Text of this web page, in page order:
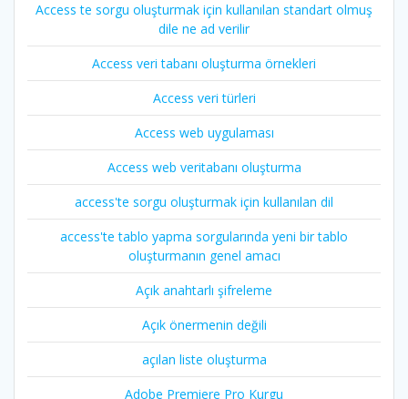
Access te sorgu oluşturmak için kullanılan standart olmuş
dile ne ad verilir
Access veri tabanı oluşturma örnekleri
Access veri türleri
Access web uygulaması
Access web veritabanı oluşturma
access'te sorgu oluşturmak için kullanılan dil
access'te tablo yapma sorgularında yeni bir tablo
oluşturmanın genel amacı
Açık anahtarlı şifreleme
Açık önermenin değili
açılan liste oluşturma
Adobe Premiere Pro Kurgu